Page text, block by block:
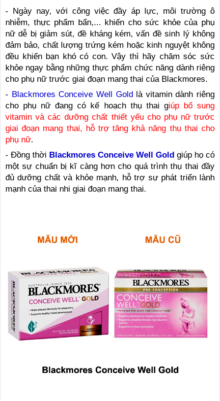
- Ngày nay, với công việc đầy áp lực, môi trường ô
nhiễm, thực phẩm bẩn,... khiến cho sức khỏe của phụ
nữ dễ bị giảm sút, đề kháng kém, vấn đề sinh lý không
đảm bảo, chất lượng trứng kém hoặc kinh nguyệt không
đều khiến bạn khó có con. Vậy thì hãy chăm sóc sức
khỏe ngay bằng những thực phẩm chức năng dành riêng
cho phụ nữ trước giai đoạn mang thai của Blackmores.
- Blackmores Conceive Well Gold là vitamin dành riêng
cho phụ nữ đang có kế hoạch thụ thai giúp bổ sung
vitamin và các dưỡng chất thiết yếu cho phụ nữ trước
giai đoạn mang thai, hỗ trợ tăng khả năng thụ thai cho
phụ nữ.
- Đồng thời Blackmores Conceive Well Gold giúp họ có
một sự chuẩn bị kĩ càng hơn cho quá trình thụ thai đầy
đủ dưỡng chất và khỏe mạnh, hỗ trợ sự phát triển lành
mạnh của thai nhi giai đoạn mang thai.